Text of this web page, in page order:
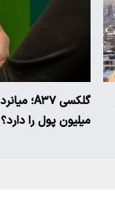
میلیون پول را دارد؟